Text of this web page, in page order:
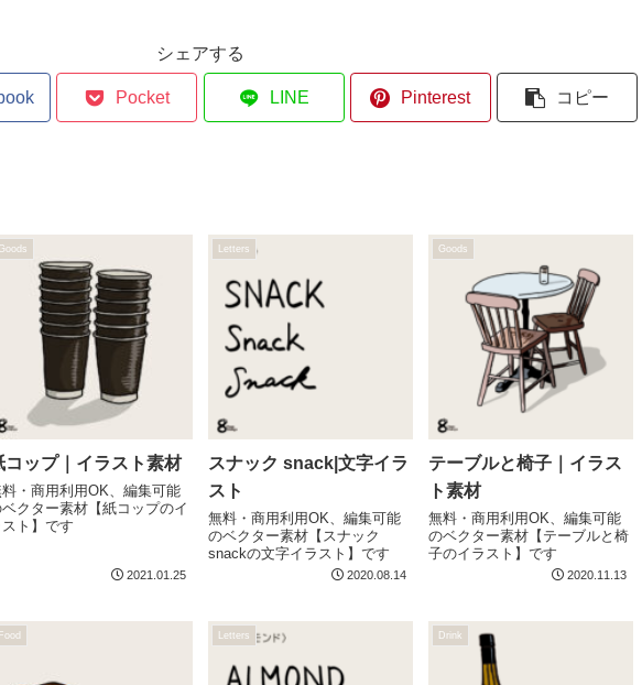
シェアする
Pocket LINE Pinterest コピー
コップ｜イラスト素材
・商用利用OK、編集可能
クター素材【紙コップのイ
スト】です
2021.01.25
Letters
スナック snack|文字イラ
スト
無料・商用利用OK、編集可能
のベクター素材【スナック
snackの文字イラスト】です
2020.08.14
Goods
テーブルと椅子｜イラス
ト素材
無料・商用利用OK、編集可能
のベクター素材【テーブルと椅
子のイラスト】です
2020.11.13
Food Letters Drink